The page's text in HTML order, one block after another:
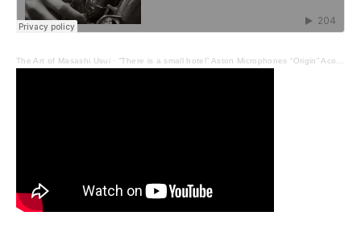
The Art of Masashi Usui ·“There is a small hotel” Aston Microphones “Origin” Acoustic Sound Conn New Wonder II Tenor Sax